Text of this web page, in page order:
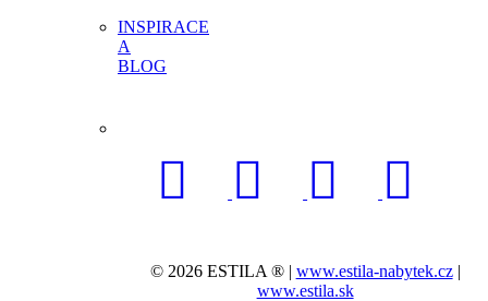
INSPIRACE
A
BLOG
© 2026 ESTILA ® | www.estila-nabytek.cz|
www.estila.sk